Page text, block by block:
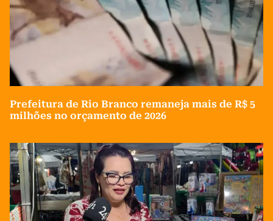
Prefeitura de Rio Branco remaneja mais de R$ 5
milhões no orçamento de 2026